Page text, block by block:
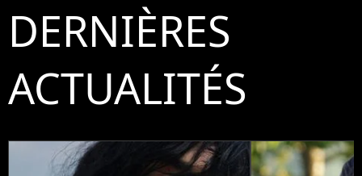
DERNIÈRES
ACTUALITÉS